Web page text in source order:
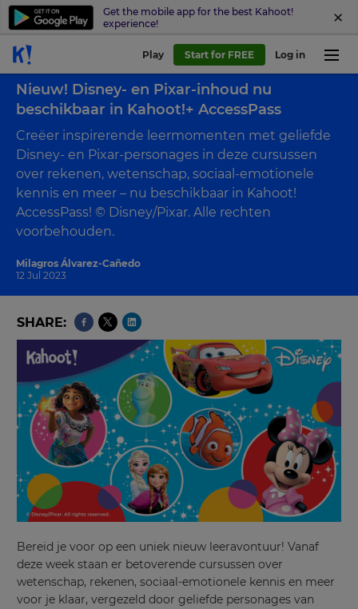
Get the mobile app for the best Kahoot!
experience!
Play Start for FREE Log in
Milagros Álvarez-Cañedo
12 Jul 2023
Nieuw! Disney- en Pixar-inhoud nu
beschikbaar in Kahoot!+ AccessPass
Creëer inspirerende leermomenten met geliefde
Disney- en Pixar-personages in deze cursussen
over rekenen, wetenschap, sociaal-emotionele
kennis en meer – nu beschikbaar in Kahoot!
AccessPass! © Disney/Pixar. Alle rechten
voorbehouden.
SHARE
Bereid je voor op een uniek nieuw leeravontuur! Vanaf
deze week staan er betoverende cursussen over
wetenschap, rekenen, sociaal-emotionele kennis en meer
voor je klaar, vergezeld door geliefde personages van